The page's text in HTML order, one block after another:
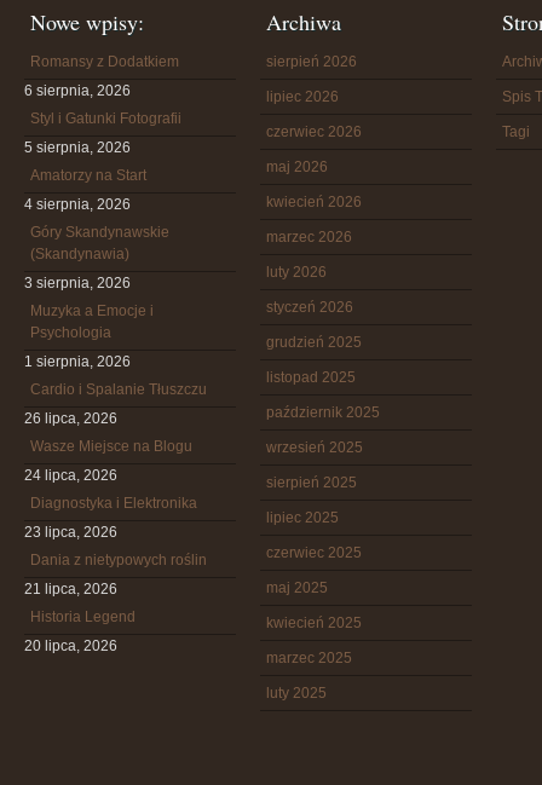
Nowe wpisy:
Romansy z Dodatkiem
6 sierpnia, 2026
Styl i Gatunki Fotografii
5 sierpnia, 2026
Amatorzy na Start
4 sierpnia, 2026
Góry Skandynawskie
(Skandynawia)
3 sierpnia, 2026
Muzyka a Emocje i
Psychologia
1 sierpnia, 2026
Cardio i Spalanie Tłuszczu
26 lipca, 2026
Wasze Miejsce na Blogu
24 lipca, 2026
Diagnostyka i Elektronika
23 lipca, 2026
Dania z nietypowych roślin
21 lipca, 2026
Historia Legend
20 lipca, 2026
Archiwa
sierpień 2026
lipiec 2026
czerwiec 2026
maj 2026
kwiecień 2026
marzec 2026
luty 2026
styczeń 2026
grudzień 2025
listopad 2025
październik 2025
wrzesień 2025
sierpień 2025
lipiec 2025
czerwiec 2025
maj 2025
kwiecień 2025
marzec 2025
luty 2025
Spis
Tagi